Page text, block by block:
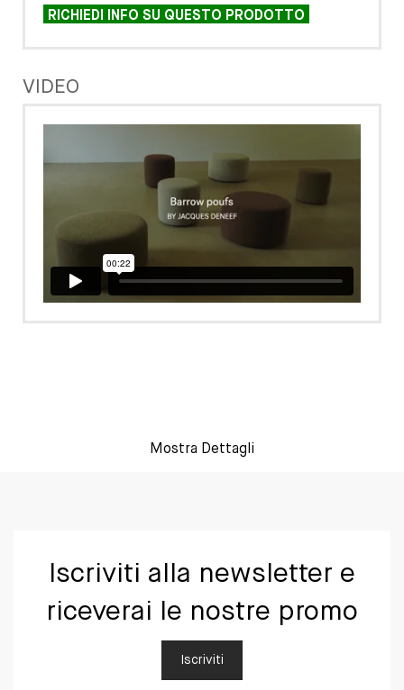
RICHIEDI INFO SU QUESTO PRODOTTO
VIDEO
Mostra Dettagli
Iscriviti alla newsletter e
riceverai le nostre promo
Iscriviti